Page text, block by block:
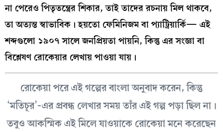
না পেরেও পিতৃতন্ত্রের শিকার, তাই তাদের রচনায় মিল থাকবে,
তা অত্যন্ত স্বাভাবিক। হয়তো ফেমিনিজম বা প্যাট্রিয়ার্কি— এই
শব্দগুলো ১৯০৭ সালে জনপ্রিয়তা পায়নি, কিন্তু এর সংজ্ঞা বা
বিশ্লেষণ রোকেয়ার লেখায় পাওয়া যায়।
রোকেয়া পরে এই গল্পের বাংলা অনুবাদ করেন, কিন্তু
‘মতিচূর’-এর প্রবন্ধ লেখার সময় তাঁর এই গল্প পড়া ছিল না।
তবুও আকস্মিক এই মিলে যাওয়াকে রোকেয়া মনে করেছেন